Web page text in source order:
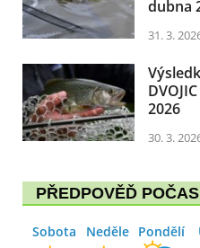
dubna
31. 3.
2026
30. 3.
PŘEDPOVĚĎ
Sobota Neděle Pondělí